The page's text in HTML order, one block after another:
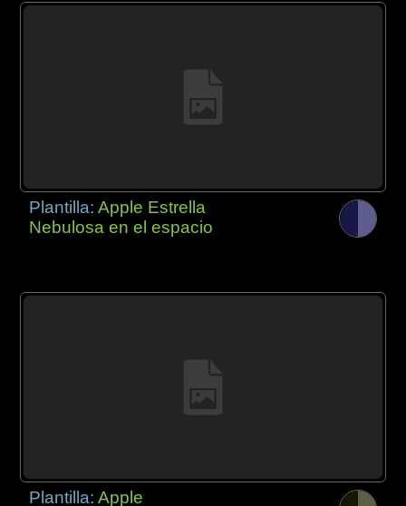
Plantilla:Apple Estrella
Nebulosa en el espacio
Plantilla:Apple